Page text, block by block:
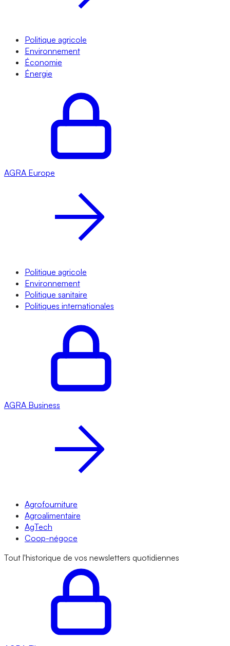
Politique agricole
Environnement
Économie
Énergie
AGRA Europe
Politique agricole
Environnement
Politique sanitaire
Politiques internationales
AGRA Business
Agrofourniture
Agroalimentaire
AgTech
Coop-négoce
Tout l'historique de vos newsletters quotidiennes